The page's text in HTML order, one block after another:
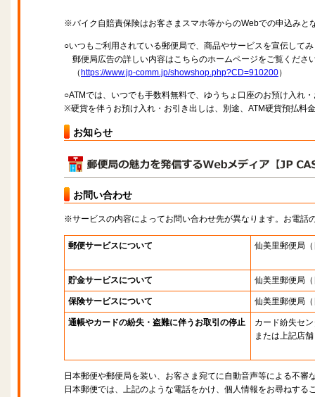
※バイク自賠責保険はお客さまスマホ等からのWebでの申込みと
○いつもご利用されている郵便局で、商品やサービスを宣伝して
郵便局広告の詳しい内容はこちらのホームページをご覧くださ
（ https://www.jp-comm.jp/showshop.php?CD=910200）
○ATMでは、いつでも手数料無料で、ゆうちょ口座のお預け入れ
※硬貨を伴うお預け入れ・お引き出しは、別途、ATM硬貨預払料
お知らせ
お問い合わせ
※サービスの内容によってお問い合わせ先が異なります。お電話
郵便サービスについて 仙美里郵便局
貯金サービスについて 仙美里郵便局
保険サービスについて 仙美里郵便局
通帳やカードの紛失・盗難に伴うお取引の停止
カード紛失セ
または上記店舗
日本郵便や郵便局を装い、お客さま宛てに自動音声等による不審
日本郵便では、上記のような電話をかけ、個人情報をお尋ねする